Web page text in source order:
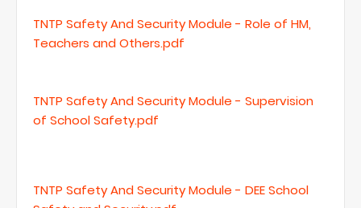
TNTP Safety And Security Module - Role of HM,
Teachers and Others.pdf
TNTP Safety And Security Module - Supervision
of School Safety.pdf
TNTP Safety And Security Module - DEE School